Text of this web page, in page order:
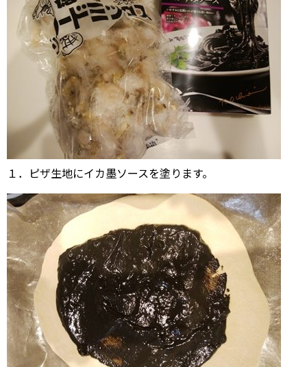
１．ピザ生地にイカ墨ソースを塗ります。